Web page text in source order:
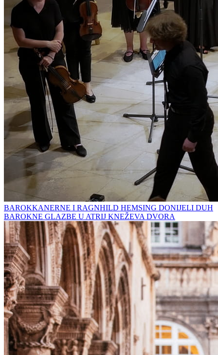
BAROKKANERNE I RAGNHILD HEMSING DONIJELI DUH
BAROKNE GLAZBE U ATRIJ KNEŽEVA DVORA